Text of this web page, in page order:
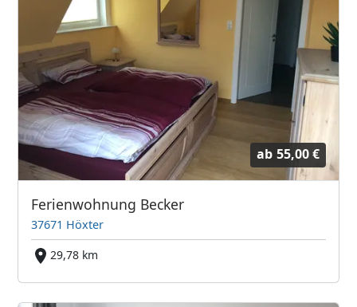
ab 55,00 €
Ferienwohnung Becker
37671 Höxter
29,78 km